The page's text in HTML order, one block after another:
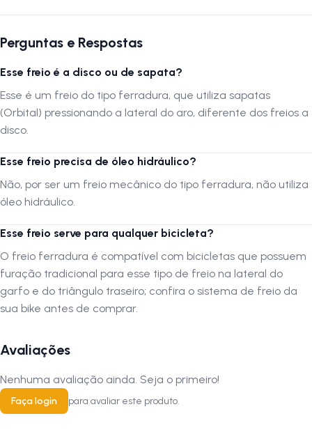
modelo e as dimensões indicadas. Evite o uso de ferramentas
instalação indevida ou danos causados por mau uso.
Siga-nos no Instagram: @lojanapista
Assista no YouTube:
Perguntas e Respostas
Esse freio é a disco ou de sapata?
Esse é um freio do tipo ferradura, que utiliza sapatas
(Orbital) pressionando a lateral do aro, diferente dos freios a
disco.
Esse freio precisa de óleo hidráulico?
Não, por ser um freio mecânico do tipo ferradura, não utiliza
óleo hidráulico.
Esse freio serve para qualquer bicicleta?
O freio ferradura é compatível com bicicletas que possuem
furação tradicional para esse tipo de freio na lateral do
garfo e do triângulo traseiro; confira o sistema de freio da
sua bike antes de comprar.
Avaliações
Nenhuma avaliação ainda. Seja o primeiro!
Faça login para avaliar este produto.